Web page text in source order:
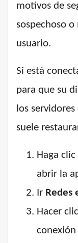
motivos de
sospechoso
usuario.
Si está
para que su
los
suele
Haga clic
abrir la
Ir Redes
Hacer clic
conexión